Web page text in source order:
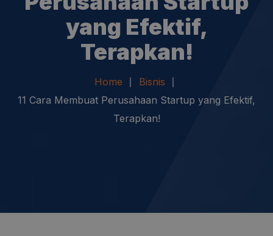
yang Efektif,
Terapkan!
Home
Bisnis
11 Cara Membuat Perusahaan Startup yang Efektif,
Terapkan!